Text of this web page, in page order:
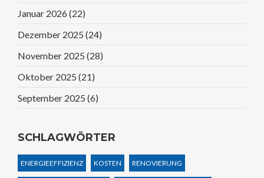
Januar 2026 (22)
Dezember 2025 (24)
November 2025 (28)
Oktober 2025 (21)
September 2025 (6)
SCHLAGWÖRTER
ENERGIEEFFIZIENZ KOSTEN RENOVIERUNG